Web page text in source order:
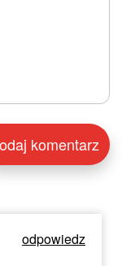
odpowiedz